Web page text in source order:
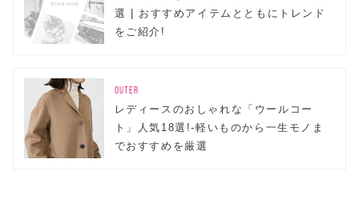
選 | おすすめアイテムとともにトレンド
をご紹介!
OUTER
レディースのおしゃれな「ウールコー
ト」人気18選!-軽いものから一生モノま
でおすすめを厳選